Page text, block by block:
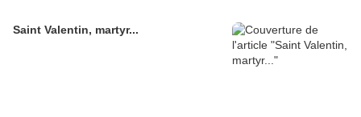
Saint Valentin, martyr...